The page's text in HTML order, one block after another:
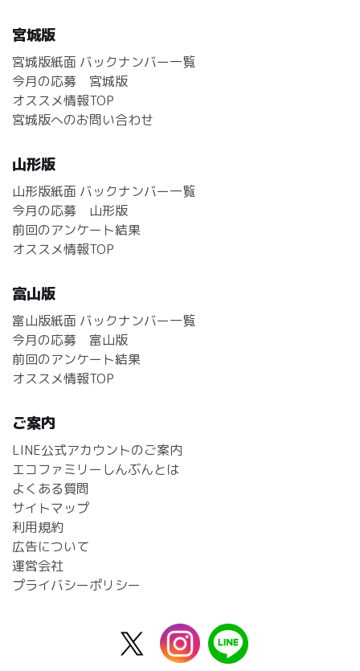
宮城版
宮城版紙面 バックナンバー一覧
今月の応募 宮城版
オススメ情報TOP
宮城版へのお問い合わせ
山形版
山形版紙面 バックナンバー一覧
今月の応募 山形版
前回のアンケート結果
オススメ情報TOP
富山版
富山版紙面 バックナンバー一覧
今月の応募 富山版
前回のアンケート結果
オススメ情報TOP
ご案内
LINE公式アカウントのご案内
エコファミリーしんぶんとは
よくある質問
サイトマップ
利用規約
広告について
運営会社
プライバシーポリシー
instagram